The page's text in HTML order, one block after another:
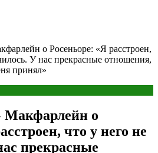
о Росеньоре: «Я расстроен,
У нас прекрасные отношения,
принял»
Макфарлейн о
что у него не
прекрасные